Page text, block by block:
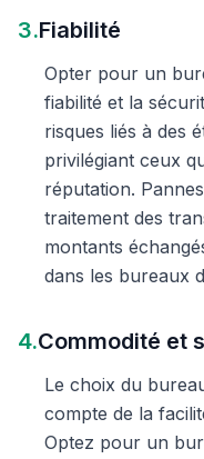
3.Fiabilité
Opter pour un
fiabilité et la
risques liés à des
privilégiant ceux
réputation.
traitement des
montants
dans les bureaux
4.Commodité et
Le choix du
compte de la
Optez pour un